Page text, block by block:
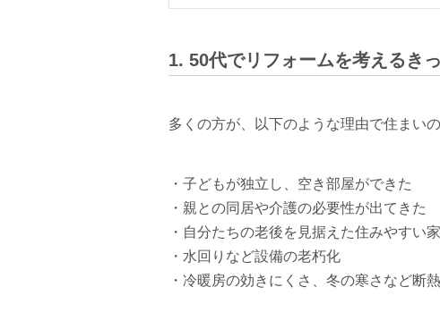
1. 50代でリフォームを考えるき
多くの方が、以下のような理由で住まい
・子どもが独立し、空き部屋ができた
・親との同居や介護の必要性が出てきた
・自分たちの老後を見据えた住みやすい
・水回りなど設備の老朽化
・冷暖房の効きにくさ、冬の寒さなど断